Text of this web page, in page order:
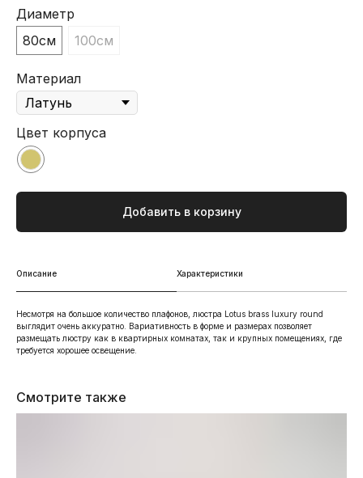
Диаметр
80см
100см
Материал
Цвет корпуса
Добавить в корзину
Описание Характеристики
Несмотря на большое количество плафонов, люстра Lotus brass luxury round
выглядит очень аккуратно. Вариативность в форме и размерах позволяет
размещать люстру как в квартирных комнатах, так и крупных помещениях, где
требуется хорошее освещение.
Смотрите также